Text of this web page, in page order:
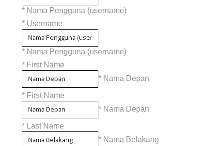
* Nama Pengguna (username)
* Username
* Nama Pengguna (username)
* First Name
* Nama Depan
* First Name
* Nama Depan
* Last Name
* Nama Belakang